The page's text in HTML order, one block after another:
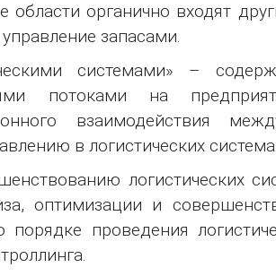
органично входят
запасами.
системами» –
потоками на
взаимодействия
в логистических
логистических
оптимизации и
порядке проведения